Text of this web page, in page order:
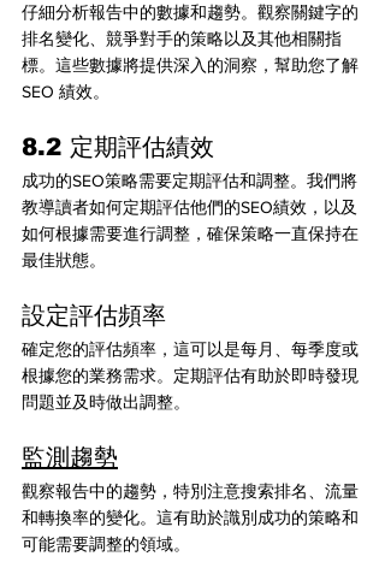
仔細分析報告中的數據和趨勢。觀察關鍵字的
排名變化、競爭對手的策略以及其他相關指
標。這些數據將提供深入的洞察，幫助您了解
SEO 績效。
8.2 定期評估績效
成功的SEO策略需要定期評估和調整。我們將
教導讀者如何定期評估他們的SEO績效，以及
如何根據需要進行調整，確保策略一直保持在
最佳狀態。
設定評估頻率
確定您的評估頻率，這可以是每月、每季度或
根據您的業務需求。定期評估有助於即時發現
問題並及時做出調整。
監測趨勢
觀察報告中的趨勢，特別注意搜索排名、流量
和轉換率的變化。這有助於識別成功的策略和
可能需要調整的領域。